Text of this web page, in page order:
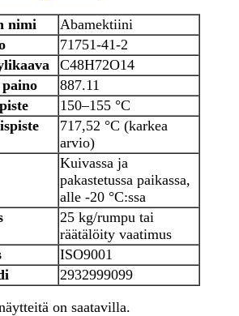
nimi
Abamektiini
71751-41-2
C48H72O14
887.11
150–155 °C
717,52 °C (karkea
arvio)
Kuivassa ja
pakastetussa paikassa,
alle -20 °C:ssa
25 kg/rumpu tai
räätälöity vaatimus
ISO9001
2932999099
on saatavilla.